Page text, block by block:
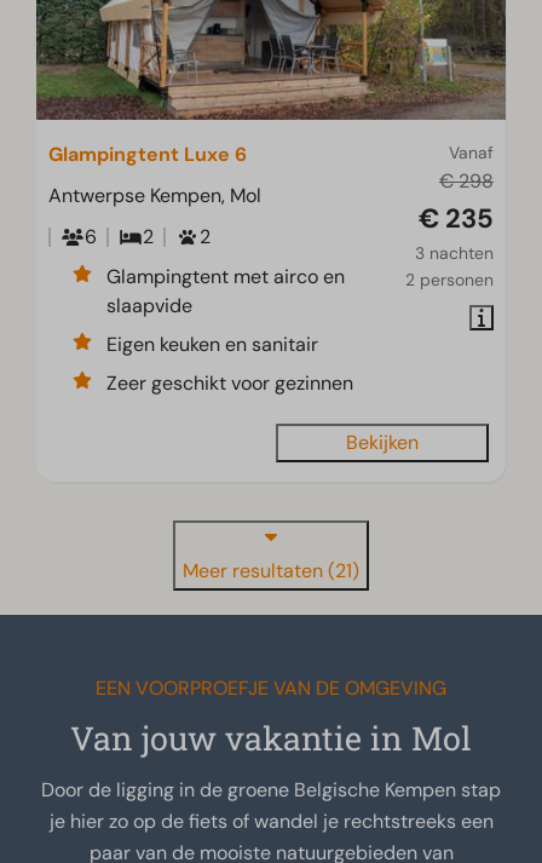
Vanaf
€ 298
€ 235
3 nachten
2 personen
Glampingtent Luxe 6
Antwerpse Kempen, Mol
6
2
2
Glampingtent met airco en
slaapvide
Eigen keuken en sanitair
Zeer geschikt voor gezinnen
Bekijken
Meer resultaten (21)
EEN VOORPROEFJE VAN DE OMGEVING
Van jouw vakantie in Mol
Door de ligging in de groene Belgische Kempen stap
je hier zo op de fiets of wandel je rechtstreeks een
paar van de mooiste natuurgebieden van